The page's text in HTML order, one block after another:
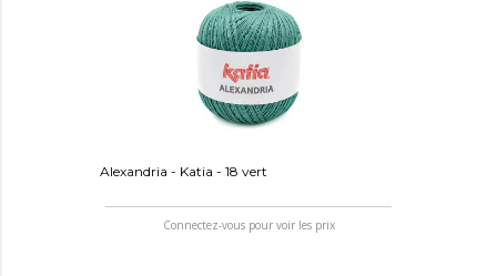
Alexandria - Katia - 18 vert
Connectez-vous pour voir les prix